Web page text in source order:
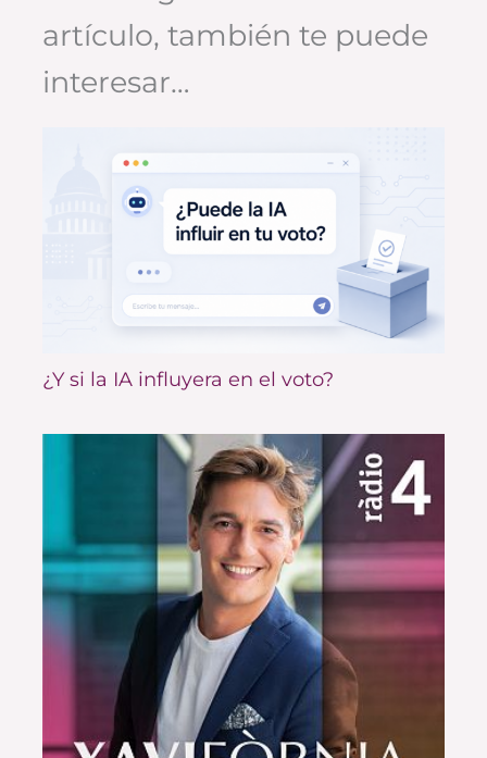
artículo, también te puede
interesar…
¿Y si la IA influyera en el voto?